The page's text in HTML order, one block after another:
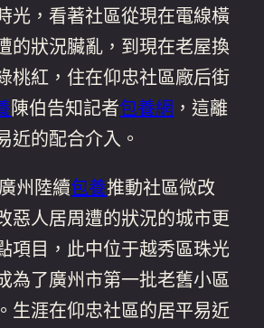
光，看著社區從現在電線橫
的狀況臟亂，到現在老屋換
桃紅，住在仰忠社區廠后街
陳伯告知記者包養網 ，這離
近的配合介入。
州陸續包養推動社區微改
惡人居周遭的狀況的城市更
項目，此中位于越秀區珠光
為了廣州市第一批老舊小區
生涯在仰忠社區的居平易近